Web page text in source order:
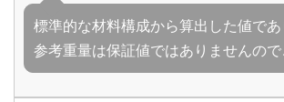
標準的な材料構成から算出した値であ
参考重量は保証値ではありませんので